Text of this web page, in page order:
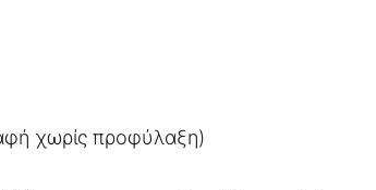
χωρίς προφύλαξη)